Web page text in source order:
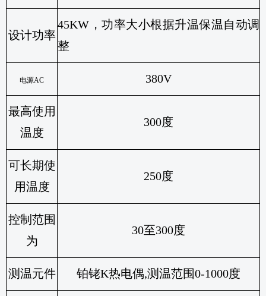
设计功率
45KW ，功率大小根据升温保温自动调
整
电源AC 380V
最高使用
温度
300度
可长期使
用温度
250度
控制范围
为
30至300度
测温元件 铂铑K热电偶,测温范围0-1000度